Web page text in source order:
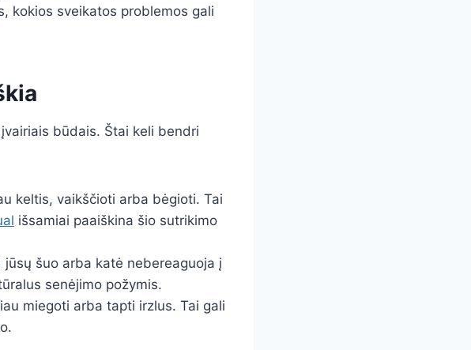
kokios sveikatos problemos gali
būdais. Štai keli bendri
keltis, vaikščioti arba bėgioti. Tai
išsamiai paaiškina šio sutrikimo
šuo arba katė nebereaguoja į
senėjimo požymis.
miegoti arba tapti irzlus. Tai gali